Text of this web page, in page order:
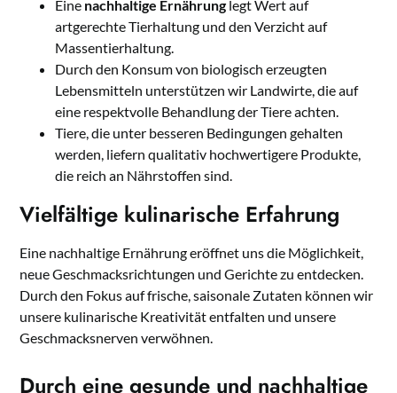
Eine nachhaltige Ernährung legt Wert auf
artgerechte Tierhaltung und den Verzicht auf
Massentierhaltung.
Durch den Konsum von biologisch erzeugten
Lebensmitteln unterstützen wir Landwirte, die auf
eine respektvolle Behandlung der Tiere achten.
Tiere, die unter besseren Bedingungen gehalten
werden, liefern qualitativ hochwertigere Produkte,
die reich an Nährstoffen sind.
Vielfältige kulinarische Erfahrung
Eine nachhaltige Ernährung eröffnet uns die Möglichkeit,
neue Geschmacksrichtungen und Gerichte zu entdecken.
Durch den Fokus auf frische, saisonale Zutaten können wir
unsere kulinarische Kreativität entfalten und unsere
Geschmacksnerven verwöhnen.
Durch eine gesunde und nachhaltige